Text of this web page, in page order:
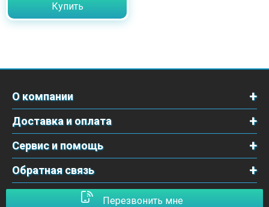
Купить
О компании
Доставка и оплата
Сервис и помощь
Обратная связь
Перезвонить мне